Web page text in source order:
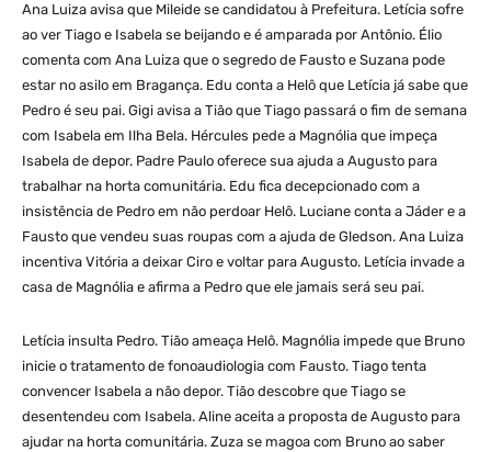
Ana Luiza avisa que Mileide se candidatou à Prefeitura. Letícia sofre
ao ver Tiago e Isabela se beijando e é amparada por Antônio. Élio
comenta com Ana Luiza que o segredo de Fausto e Suzana pode
estar no asilo em Bragança. Edu conta a Helô que Letícia já sabe que
Pedro é seu pai. Gigi avisa a Tião que Tiago passará o fim de semana
com Isabela em Ilha Bela. Hércules pede a Magnólia que impeça
Isabela de depor. Padre Paulo oferece sua ajuda a Augusto para
trabalhar na horta comunitária. Edu fica decepcionado com a
insistência de Pedro em não perdoar Helô. Luciane conta a Jáder e a
Fausto que vendeu suas roupas com a ajuda de Gledson. Ana Luiza
incentiva Vitória a deixar Ciro e voltar para Augusto. Letícia invade a
casa de Magnólia e afirma a Pedro que ele jamais será seu pai.
Letícia insulta Pedro. Tião ameaça Helô. Magnólia impede que Bruno
inicie o tratamento de fonoaudiologia com Fausto. Tiago tenta
convencer Isabela a não depor. Tião descobre que Tiago se
desentendeu com Isabela. Aline aceita a proposta de Augusto para
ajudar na horta comunitária. Zuza se magoa com Bruno ao saber